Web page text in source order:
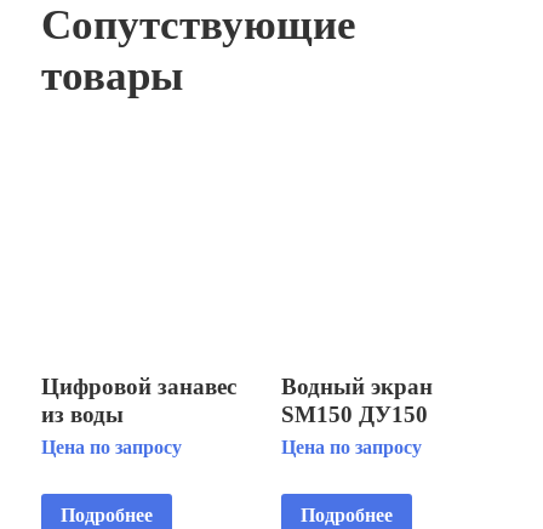
Сопутствующие
товары
Цифровой занавес
из воды
Цена по запросу
Подробнее
Водный экран
SM150 ДУ150
Цена по запросу
Подробнее